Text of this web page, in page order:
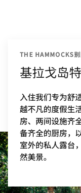
THE HAMMOCKS
基拉戈岛
入住我们专为舒
越不凡的度假生
房、两间设施齐
备齐全的厨房，
室外的私人露台
然美景。